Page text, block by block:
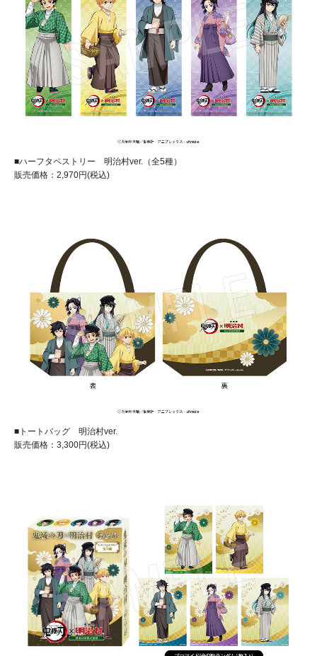
■ハーフタペストリー 明治村ver.（全5種）
販売価格：2,970円(税込)
■トートバッグ 明治村ver.
販売価格：3,300円(税込)